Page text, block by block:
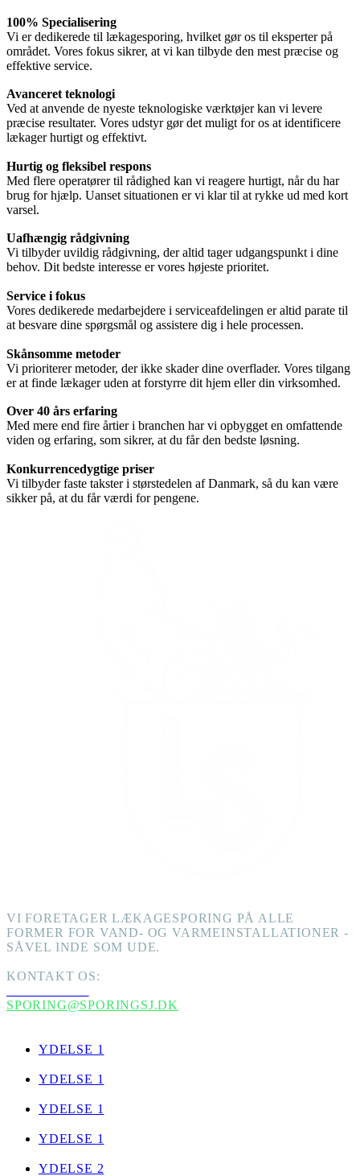
100% Specialisering
Vi er dedikerede til lækagesporing, hvilket gør os til eksperter på
området. Vores fokus sikrer, at vi kan tilbyde den mest præcise og
effektive service.
Avanceret teknologi
Ved at anvende de nyeste teknologiske værktøjer kan vi levere
præcise resultater. Vores udstyr gør det muligt for os at identificere
lækager hurtigt og effektivt.
Hurtig og fleksibel respons
Med flere operatører til rådighed kan vi reagere hurtigt, når du har
brug for hjælp. Uanset situationen er vi klar til at rykke ud med kort
varsel.
Uafhængig rådgivning
Vi tilbyder uvildig rådgivning, der altid tager udgangspunkt i dine
behov. Dit bedste interesse er vores højeste prioritet.
Service i fokus
Vores dedikerede medarbejdere i serviceafdelingen er altid parate til
at besvare dine spørgsmål og assistere dig i hele processen.
Skånsomme metoder
Vi prioriterer metoder, der ikke skader dine overflader. Vores tilgang
er at finde lækager uden at forstyrre dit hjem eller din virksomhed.
Over 40 års erfaring
Med mere end fire årtier i branchen har vi opbygget en omfattende
viden og erfaring, som sikrer, at du får den bedste løsning.
Konkurrencedygtige priser
Vi tilbyder faste takster i størstedelen af Danmark, så du kan være
sikker på, at du får værdi for pengene.
VI FORETAGER LÆKAGESPORING PÅ ALLE
FORMER FOR VAND- OG VARMEINSTALLATIONER -
SÅVEL INDE SOM UDE.
KONTAKT OS:
SPORING@SPORINGSJ.DK
YDELSE 1
YDELSE 1
YDELSE 1
YDELSE 1
YDELSE 2